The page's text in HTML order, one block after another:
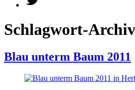
Schlagwort-
Blau unterm Baum 2011